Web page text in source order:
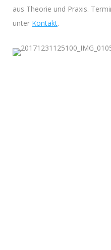
aus Theorie und Praxis.
unter Kontakt.